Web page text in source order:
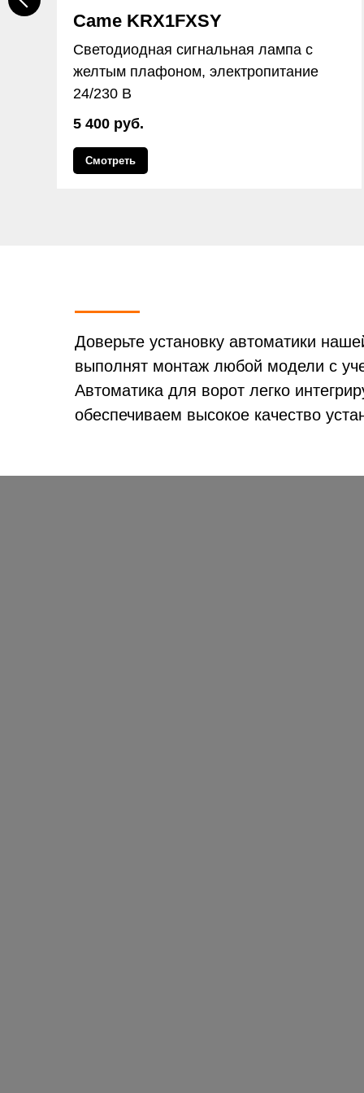
Came KRX1FXSY
Светодиодная сигнальная лампа с
желтым плафоном, электропитание
24/230 В
5 400 руб.
Смотреть
Доверьте установку автоматики
выполнят монтаж любой модели с
Автоматика для ворот легко
обеспечиваем высокое качество